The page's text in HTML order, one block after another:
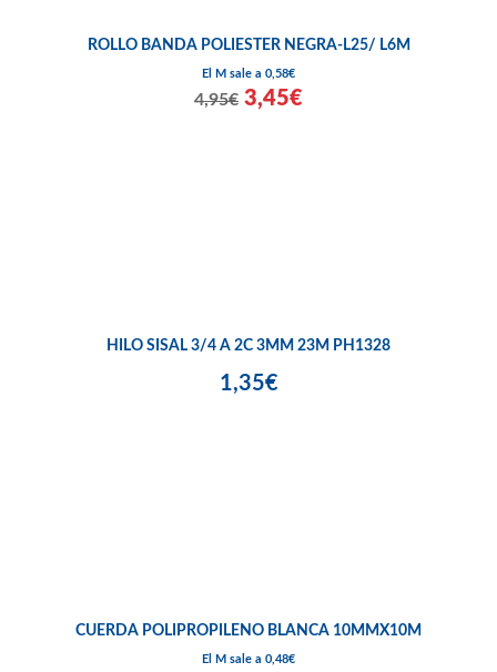
ROLLO BANDA POLIESTER NEGRA-L25/ L6M
El M sale a 0,58€
4,95€ 3,45€
HILO SISAL 3/4 A 2C 3MM 23M PH1328
1,35€
CUERDA POLIPROPILENO BLANCA 10MMX10M
El M sale a 0,48€